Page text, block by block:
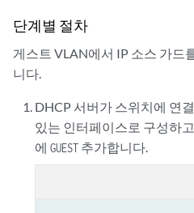
set protocols dot1x authenticator
set protocols dot1x
단계별 절차
게스트 VLAN에서 IP 소스 가드
니다.
DHCP 서버가 스위치에 연
있는 인터페이스로 구성하
에GUEST 추가합니다.